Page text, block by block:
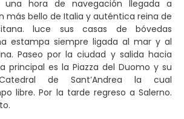
una hora de navegación llegada a
más bello de Italia y auténtica reina de
luce sus casas de bóvedas
estampa siempre ligada al mar y al
Paseo por la ciudad y salida hacia
principal es la Piazza del Duomo y su
de Sant’Andrea la cual
libre. Por la tarde regreso a Salerno.